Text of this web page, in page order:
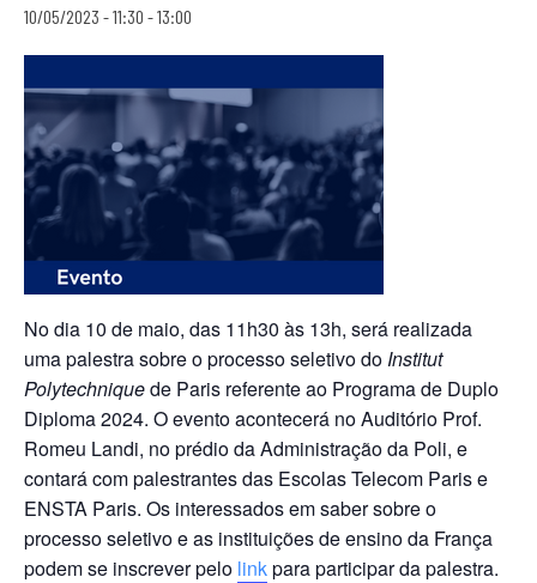
10/05/2023 - 11:30 -13:00
No dia 10 de maio, das 11h30 às 13h, será realizada
uma palestra sobre o processo seletivo do Institut
Polytechniquede Paris referente ao Programa de Duplo
Diploma 2024. O evento acontecerá no Auditório Prof.
Romeu Landi, no prédio da Administração da Poli, e
contará com palestrantes das Escolas Telecom Paris e
ENSTA Paris. Os interessados em saber sobre o
processo seletivo e as instituições de ensino da França
podem se inscrever pelo linkpara participar da palestra.